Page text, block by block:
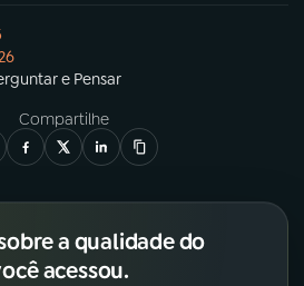
e Pensar
Compartilhe
a qualidade do
acessou.